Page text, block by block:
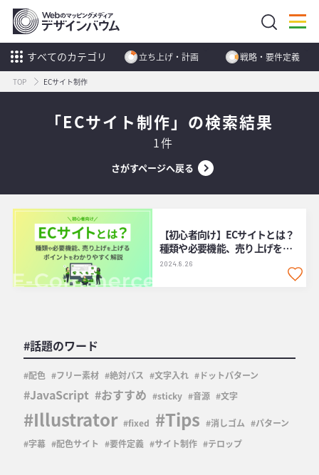
すべてのカテゴリ 立ち上げ・計画 戦略・要件定義
TOP ECサイト制作
「ECサイト制作」の検索結果
1件
さがすページへ戻る
【初心者向け】ECサイトとは？
種類や必要機能、売り上げを上
げるポイントをわかりやすく解
2024.8.26
#話題のワード
配色 フリー素材 絶対パス 文字入れ ドットパターン
JavaScript おすすめ sticky 音源 文字
Illustrator fixed Tips 消しゴム
パターン
字幕
配色サイト 要件定義 サイト制作 テロップ